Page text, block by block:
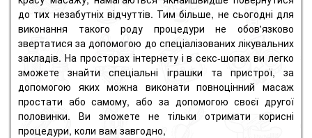
до тих незабутніх відчуттів. Тим більше, не сьогодні для
виконання такого роду процедури не обов'язково
звертатися за допомогою до спеціалізованих лікувальних
закладів. На просторах інтернету і в секс-шопах ви легко
зможете знайти спеціальні іграшки та пристрої, за
допомогою яких можна виконати повноцінний масаж
простати або самому, або за допомогою своєї другої
половинки. Ви зможете не тільки отримати корисні
процедури, коли вам завгодно,